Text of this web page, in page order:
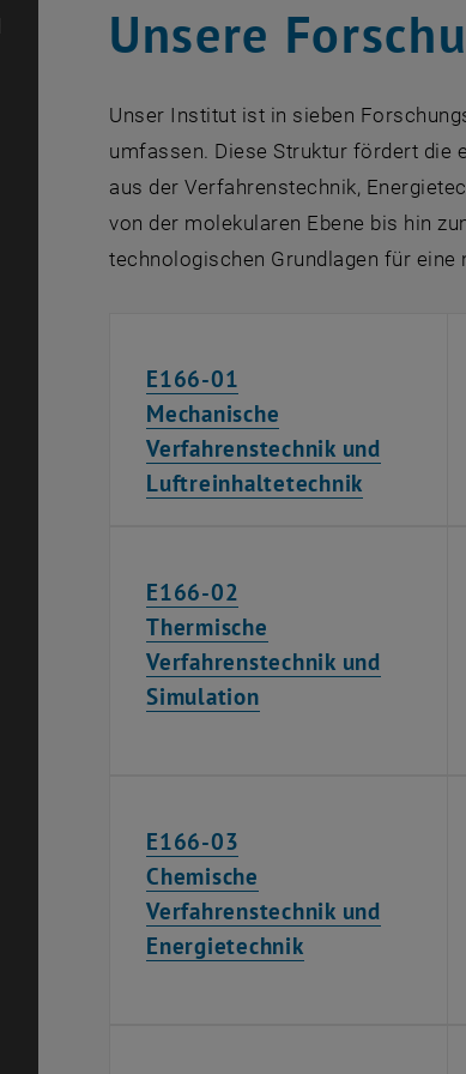
Unsere
Unser Institut ist in sieben
umfassen. Diese Struktur fördert die
aus der Verfahrenstechnik,
von der molekularen Ebene bis hin
technologischen Grundlagen für
E166-01
Mechanische
Verfahrenstechnik und
Luftreinhaltetechnik
E166-02
Thermische
Verfahrenstechnik und
Simulation
E166-03
Chemische
Verfahrenstechnik und
Energietechnik